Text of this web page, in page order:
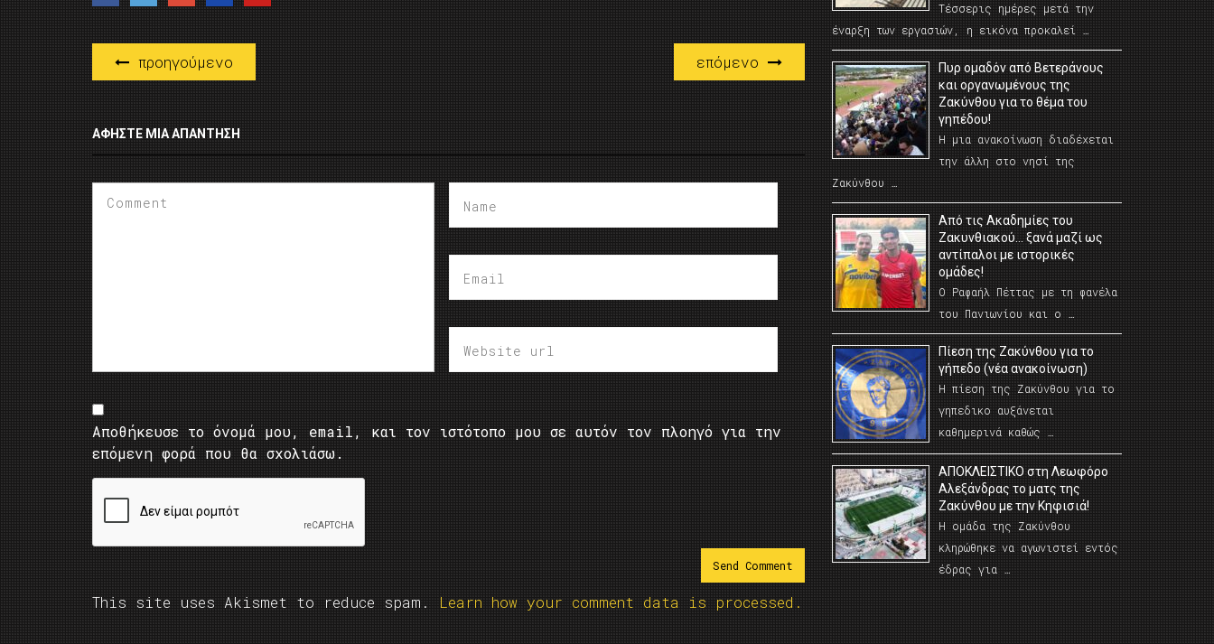
προηγούμενο επόμενο
ΑΦΉΣΤΕ ΜΙΑ ΑΠΆΝΤΗΣΗ
Αποθήκευσε το όνομά μου, email, και τον ιστότοπο μου σε αυτόν τον πλοηγό για την
επόμενη φορά που θα σχολιάσω.
This site uses Akismet to reduce spam. Learn how your comment data is processed.
Τέσσερις ημέρες μετά την
έναρξη των εργασιών, η εικόνα προκαλεί …
Πυρ ομαδόν από Βετεράνους
και οργανωμένους της
Ζακύνθου για το θέμα του
γηπέδου!
Η μια ανακοίνωση διαδέχεται
την άλλη στο νησί της
Ζακύνθου …
Από τις Ακαδημίες του
Ζακυνθιακού… ξανά μαζί ως
αντίπαλοι με ιστορικές
ομάδες!
Ο Ραφαήλ Πέττας με τη φανέλα
του Πανιωνίου και ο …
Πίεση της Ζακύνθου για το
γήπεδο (νέα ανακοίνωση)
Η πίεση της Ζακύνθου για το
γηπεδικο αυξάνεται
καθημερινά καθώς …
AΠΟΚΛΕΙΣΤΙΚΟ στη Λεωφόρο
Αλεξάνδρας το ματς της
Ζακύνθου με την Κηφισιά!
Η ομάδα της Ζακύνθου
κληρώθηκε να αγωνιστεί εντός
έδρας για …